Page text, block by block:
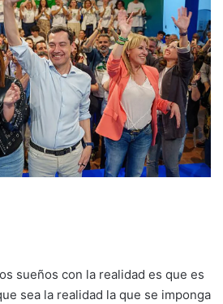
sueños con la realidad es que es
sea la realidad la que se imponga